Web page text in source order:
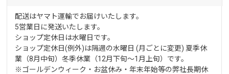
配送はヤマト運輸でお届けいたします。
5営業日に発送いたします。
ショップ定休日は水曜日です。
ショップ定休日(例外)は隔週の水曜日 (月ごとに変更) 夏季休
業（8月中旬）冬季休業（12月下旬～1月上旬）です。
※ゴールデンウィーク・お盆休み・年末年始等の弊社長期休